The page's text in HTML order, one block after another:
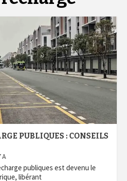
PUBLIQUES : CONSEILS
A
publiques est devenu le
libérant